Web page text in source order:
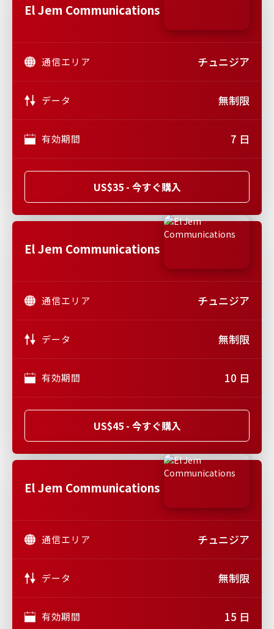
El Jem Communications
通信エリア チュニジア
データ 無制限
有効期間 7 日
US$35 - 今すぐ購入
El Jem Communications
通信エリア チュニジア
データ 無制限
有効期間 10 日
US$45 - 今すぐ購入
El Jem Communications
通信エリア チュニジア
データ 無制限
有効期間 15 日